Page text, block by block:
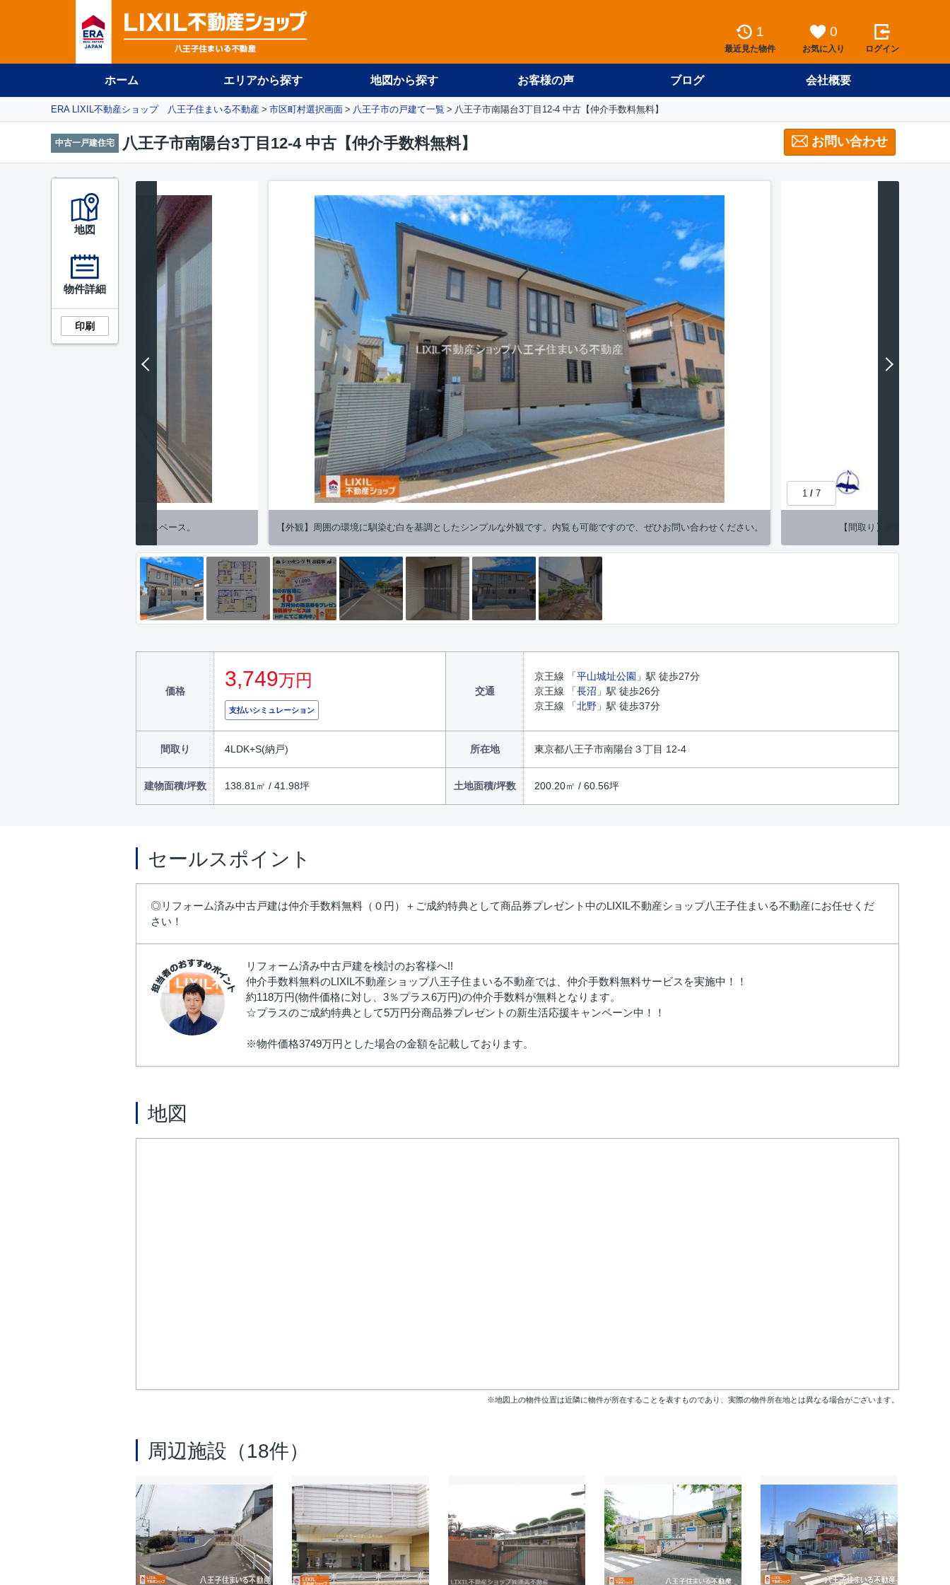
1
最近見た物件
0
お気に入り ログイン
ホーム エリアから探す 地図から探す お客様の声 ブログ 会社概要
ERA LIXIL不動産ショップ 八王子住まいる不動産 市区町村選択画面 八王子市の戸建て一覧 八王子市南陽台3丁目12-4 中古【仲介手数料無料】
中古一戸建住宅 八王子市南陽台3丁目12-4 中古【仲介手数料無料】 お問い合わせ
1 / 7
【外観】周囲の環境に馴染む白を基調としたシンプルな外観です。内覧も可能ですので、ぜひお問い合わせください。 【間取り】家族が増えて
グや家庭菜園が自由に楽しめる庭スペース。
価格
3,749万円
支払いシミュレーション
交通
京王線 「平山城址公園 」駅 徒歩27分
京王線 「長沼 」駅 徒歩26分
京王線 「北野 」駅 徒歩37分
間取り 4LDK+S(納戸) 所在地 東京都八王子市南陽台３丁目 12-4
建物面積/坪数 138.81㎡ / 41.98坪 土地面積/坪数 200.20㎡ / 60.56坪
地図
物件詳細
印刷
セールスポイント
◎リフォーム済み中古戸建は仲介手数料無料（０円）＋ご成約特典として商品券プレゼント中のLIXIL不動産ショップ八王子住まいる不動産にお任せくだ
さい！
リフォーム済み中古戸建を検討のお客様へ!!
仲介手数料無料のLIXIL不動産ショップ八王子住まいる不動産では、仲介手数料無料サービスを実施中！！
約118万円(物件価格に対し、3％プラス6万円)の仲介手数料が無料となります。
☆プラスのご成約特典として5万円分商品券プレゼントの新生活応援キャンペーン中！！
※物件価格3749万円とした場合の金額を記載しております。
地図
※地図上の物件位置は近隣に物件が所在することを表すものであり、実際の物件所在地とは異なる場合がございます。
周辺施設（18件）